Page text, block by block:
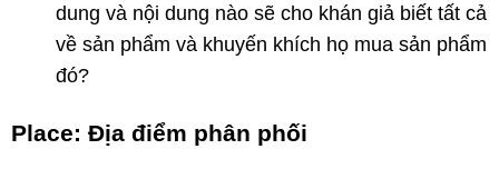
dung và nội dung nào sẽ cho khán giả biết tất cả
về sản phẩm và khuyến khích họ mua sản phẩm
đó?
Place: Địa điểm phân phối